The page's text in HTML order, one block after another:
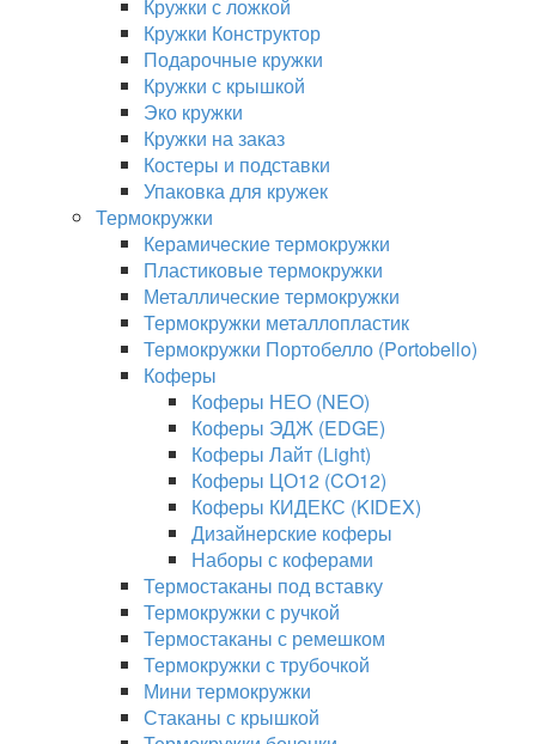
Кружки с ложкой
Кружки Конструктор
Подарочные кружки
Кружки с крышкой
Эко кружки
Кружки на заказ
Костеры и подставки
Упаковка для кружек
Термокружки
Керамические термокружки
Пластиковые термокружки
Металлические термокружки
Термокружки металлопластик
Термокружки Портобелло (Portobello)
Коферы
Коферы НЕО (NEO)
Коферы ЭДЖ (EDGE)
Коферы Лайт (Light)
Коферы ЦО12 (CO12)
Коферы КИДЕКС (KIDEX)
Дизайнерские коферы
Наборы с коферами
Термостаканы под вставку
Термокружки с ручкой
Термостаканы с ремешком
Термокружки с трубочкой
Мини термокружки
Стаканы с крышкой